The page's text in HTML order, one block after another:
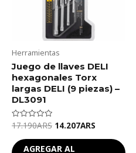
Herramientas
Juego de llaves DELI
hexagonales Torx
largas DELI (9 piezas) –
DL3091
Valorado
en
de
17.190ARS 14.207ARS
AGREGAR AL